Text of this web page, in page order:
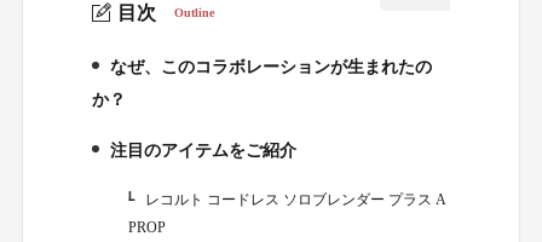
目次 Outline
1.
なぜ、このコラボレーションが生まれたの
か？
2.
注目のアイテムをご紹介
2-1.レコルト コードレス ソロブレンダー プラス A
PROP